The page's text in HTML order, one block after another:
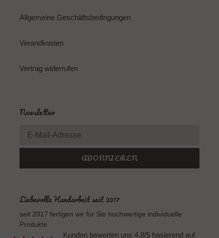
Allgemeine Geschäftsbedingungen
Verandkosten
Vertrag widerrufen
Newsletter
ABONNIEREN
Liebevolle Handarbeit seit 2017
seit 2017 fertigen wir für Sie hochwertige individuelle
Produkte
Kunden bewerten uns 4.8/5 basierend auf